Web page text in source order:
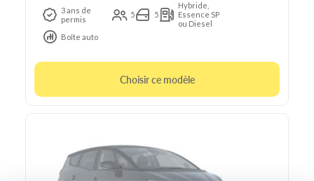
3 ans de
permis
5 5
Hybride,
Essence SP
ou Diesel
Boîte auto
Choisir ce modèle